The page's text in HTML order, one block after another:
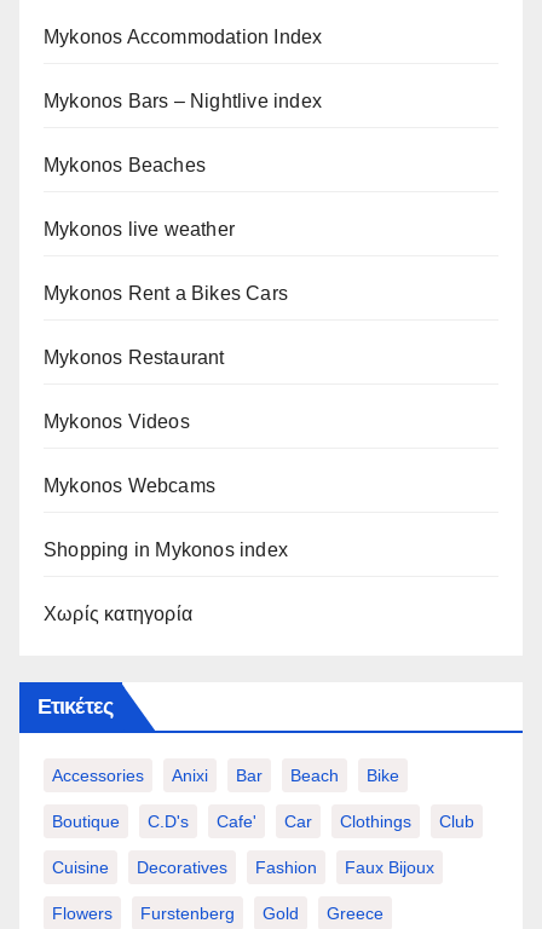
Mykonos Accommodation Index
Mykonos Bars – Nightlive index
Mykonos Beaches
Mykonos live weather
Mykonos Rent a Bikes Cars
Mykonos Restaurant
Mykonos Videos
Mykonos Webcams
Shopping in Mykonos index
Χωρίς κατηγορία
Ετικέτες
Accessories Anixi Bar Beach Bike
Boutique C.d's Cafe' Car Clothings Club
Cuisine Decoratives Fashion Faux Bijoux
Flowers Furstenberg Gold Greece